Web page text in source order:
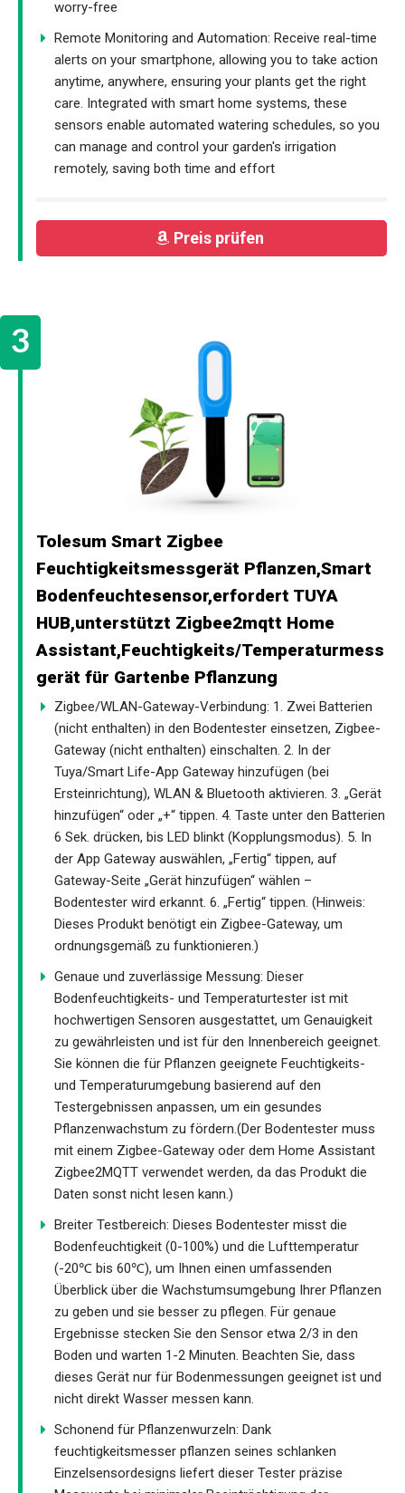
worry-free
Remote Monitoring and Automation: Receive real-time
alerts on your smartphone, allowing you to take action
anytime, anywhere, ensuring your plants get the right
care. Integrated with smart home systems, these
sensors enable automated watering schedules, so you
can manage and control your garden's irrigation
remotely, saving both time and effort
Preis prüfen
Tolesum Smart Zigbee
Feuchtigkeitsmessgerät Pflanzen,Smart
Bodenfeuchtesensor,erfordert TUYA
HUB,unterstützt Zigbee2mqtt Home
Assistant,Feuchtigkeits/Temperaturmess
gerät für Gartenbe Pflanzung
Zigbee/WLAN-Gateway-Verbindung: 1. Zwei Batterien
(nicht enthalten) in den Bodentester einsetzen, Zigbee-
Gateway (nicht enthalten) einschalten. 2. In der
Tuya/Smart Life-App Gateway hinzufügen (bei
Ersteinrichtung), WLAN & Bluetooth aktivieren. 3. „Gerät
hinzufügen“ oder „+“ tippen. 4. Taste unter den Batterien
6 Sek. drücken, bis LED blinkt (Kopplungsmodus). 5. In
der App Gateway auswählen, „Fertig“ tippen, auf
Gateway-Seite „Gerät hinzufügen“ wählen –
Bodentester wird erkannt. 6. „Fertig“ tippen. (Hinweis:
Dieses Produkt benötigt ein Zigbee-Gateway, um
ordnungsgemäß zu funktionieren.)
Genaue und zuverlässige Messung: Dieser
Bodenfeuchtigkeits- und Temperaturtester ist mit
hochwertigen Sensoren ausgestattet, um Genauigkeit
zu gewährleisten und ist für den Innenbereich geeignet.
Sie können die für Pflanzen geeignete Feuchtigkeits-
und Temperaturumgebung basierend auf den
Testergebnissen anpassen, um ein gesundes
Pflanzenwachstum zu fördern.(Der Bodentester muss
mit einem Zigbee-Gateway oder dem Home Assistant
Zigbee2MQTT verwendet werden, da das Produkt die
Daten sonst nicht lesen kann.)
Breiter Testbereich: Dieses Bodentester misst die
Bodenfeuchtigkeit (0-100%) und die Lufttemperatur
(-20℃ bis 60℃), um Ihnen einen umfassenden
Überblick über die Wachstumsumgebung Ihrer Pflanzen
zu geben und sie besser zu pflegen. Für genaue
Ergebnisse stecken Sie den Sensor etwa 2/3 in den
Boden und warten 1-2 Minuten. Beachten Sie, dass
dieses Gerät nur für Bodenmessungen geeignet ist und
nicht direkt Wasser messen kann.
Schonend für Pflanzenwurzeln: Dank
feuchtigkeitsmesser pflanzen seines schlanken
Einzelsensordesigns liefert dieser Tester präzise